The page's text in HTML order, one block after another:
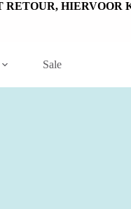
RETOUR, HIERVOOR
Sale